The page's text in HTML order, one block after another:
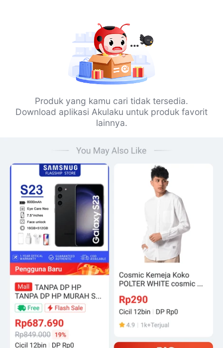
Produk yang kamu cari tidak tersedia.
Download aplikasi Akulaku untuk produk favorit
lainnya.